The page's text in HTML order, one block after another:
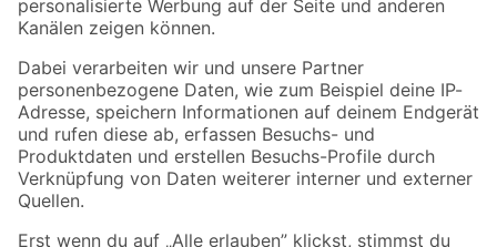
Folge uns
Zahlungsarten Versandarten
Sicher einkaufen